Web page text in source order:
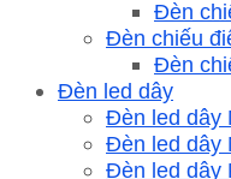
Đèn
Đèn chiếu
Đèn
Đèn led dây
Đèn led dây
Đèn led dây
Đèn led dây